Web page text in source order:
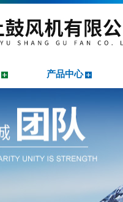
产品中心